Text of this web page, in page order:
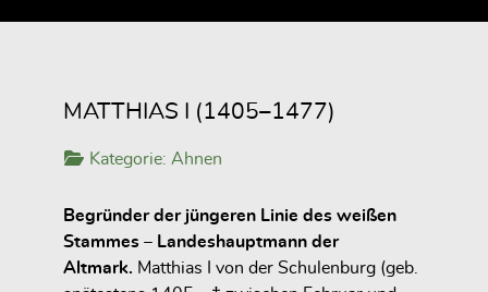
MATTHIAS I (1405–1477)
Kategorie: Ahnen
Begründer der jüngeren Linie des weißen
Stammes – Landeshauptmann der
Altmark. Matthias I von der Schulenburg (geb.